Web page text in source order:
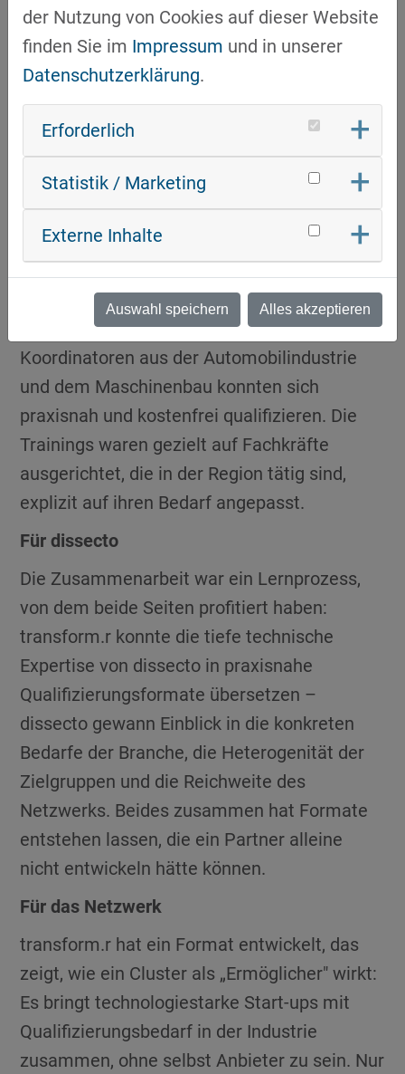
brauchen dafür Qualifizierungsangebote, die
diese Transformation begleiten. transform.r
und dissecto haben diesen Schritt
gemeinsam gemacht.
WAS DAS FÜR DIE REGION BEDEUTET -
Für die Unternehmen
Rund 130 Sicherheitsingenieure, Entwickler,
Projektmanager und Cybersecurity-
Koordinatoren aus der Automobilindustrie
und dem Maschinenbau konnten sich
praxisnah und kostenfrei qualifizieren. Die
Trainings waren gezielt auf Fachkräfte
ausgerichtet, die in der Region tätig sind,
explizit auf ihren Bedarf angepasst.
Für dissecto
Die Zusammenarbeit war ein Lernprozess,
von dem beide Seiten profitiert haben:
transform.r konnte die tiefe technische
Expertise von dissecto in praxisnahe
Qualifizierungsformate übersetzen –
dissecto gewann Einblick in die konkreten
Bedarfe der Branche, die Heterogenität der
Zielgruppen und die Reichweite des
Netzwerks. Beides zusammen hat Formate
entstehen lassen, die ein Partner alleine
nicht entwickeln hätte können.
Für das Netzwerk
transform.r hat ein Format entwickelt, das
zeigt, wie ein Cluster als „Ermöglicher" wirkt:
Es bringt technologiestarke Start-ups mit
Qualifizierungsbedarf in der Industrie
zusammen, ohne selbst Anbieter zu sein. Nur
der Nutzung von Cookies auf dieser Website
finden Sie im Impressum und in unserer
Datenschutzerklärung.
Erforderlich
Statistik / Marketing
Externe Inhalte
Auswahl speichern Alles akzeptieren